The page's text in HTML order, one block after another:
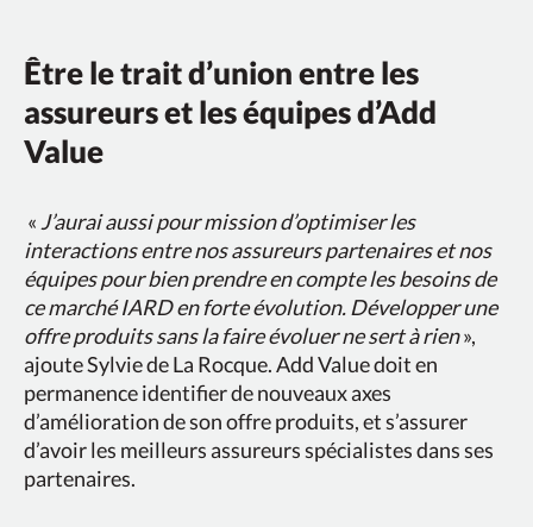
Être le trait d’union entre les
assureurs et les équipes d’Add
Value
« J’aurai aussi pour mission d’optimiser les
interactions entre nos assureurs partenaires et nos
équipes pour bien prendre en compte les besoins de
ce marché IARD en forte évolution. Développer une
offre produits sans la faire évoluer ne sert à rien»,
ajoute Sylvie de La Rocque. Add Value doit en
permanence identifier de nouveaux axes
d’amélioration de son offre produits, et s’assurer
d’avoir les meilleurs assureurs spécialistes dans ses
partenaires.